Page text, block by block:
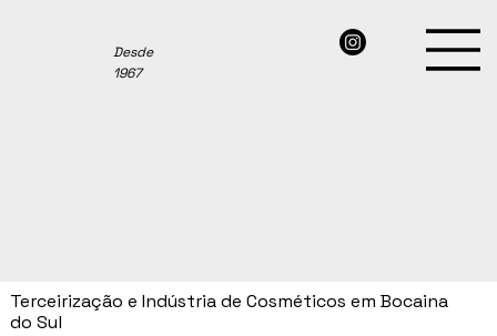
Desde
1967
Terceirização e Indústria de Cosméticos em Bocaina
do Sul